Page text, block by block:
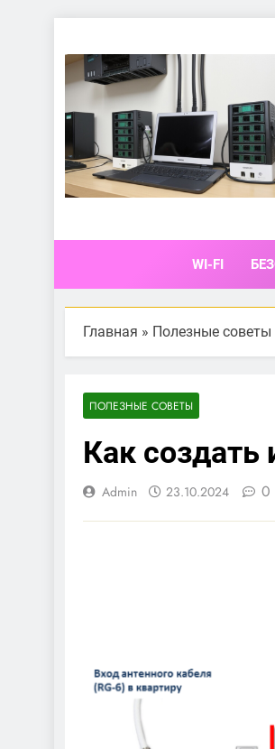
содержимому
WI-FI
Главная » Полезные советы
ПОЛЕЗНЫЕ СОВЕТЫ
Как
Admin 23.10.2024 0